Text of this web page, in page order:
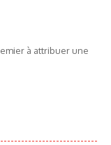
à attribuer une